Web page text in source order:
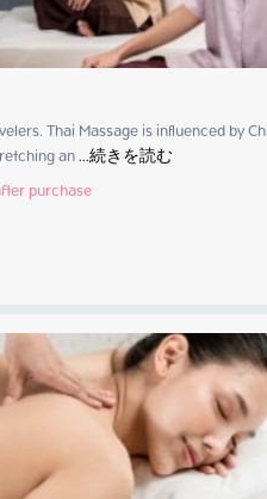
Thai Massage is influenced by
an ...続きを読む
purchase